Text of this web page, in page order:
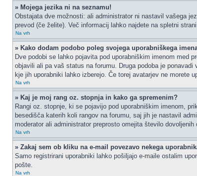
» Mojega jezika ni na seznamu!
Obstajata dve možnosti: ali administrator ni nastavil vašega
prevod (če želite). Več informacij lahko najdete na spletni
Na vrh
» Kako dodam podobo poleg svojega uporabniškega
Dve podobi se lahko pojavita pod uporabniškim imenom med
objavili ali pa vaš status na forumu. Druga podoba je
kje jih uporabniki lahko izberejo. Če torej avatarjev ne morete
Na vrh
» Kaj je moj rang oz. stopnja in kako ga spremenim?
Rangi oz. stopnje, ki se pojavijo pod uporabniškim imenom,
besedišča katerih koli rangov na forumu, saj jih je nastavil
moderator ali administrator preprosto omejita število dovoljenih
Na vrh
» Zakaj sem ob kliku na e-mail povezavo nekega
Samo registrirani uporabniki lahko pošiljajo e-maile ostalim
pošte.
Na vrh